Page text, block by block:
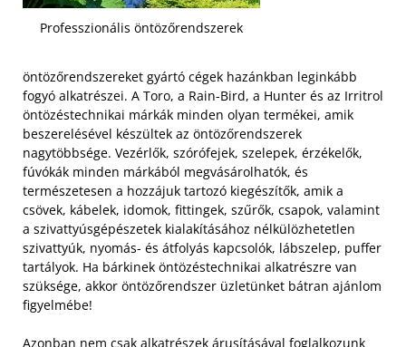
Professzionális öntözőrendszerek
öntözőrendszereket gyártó cégek hazánkban leginkább
fogyó alkatrészei. A Toro, a Rain-Bird, a Hunter és az Irritrol
öntözéstechnikai márkák minden olyan termékei, amik
beszerelésével készültek az öntözőrendszerek
nagytöbbsége. Vezérlők, szórófejek, szelepek, érzékelők,
fúvókák minden márkából megvásárolhatók, és
természetesen a hozzájuk tartozó kiegészítők, amik a
csövek, kábelek, idomok, fittingek, szűrők, csapok, valamint
a szivattyúsgépészetek kialakításához nélkülözhetetlen
szivattyúk, nyomás- és átfolyás kapcsolók, lábszelep, puffer
tartályok. Ha bárkinek öntözéstechnikai alkatrészre van
szüksége, akkor öntözőrendszer üzletünket bátran ajánlom
figyelmébe!
Azonban nem csak alkatrészek árusításával foglalkozunk